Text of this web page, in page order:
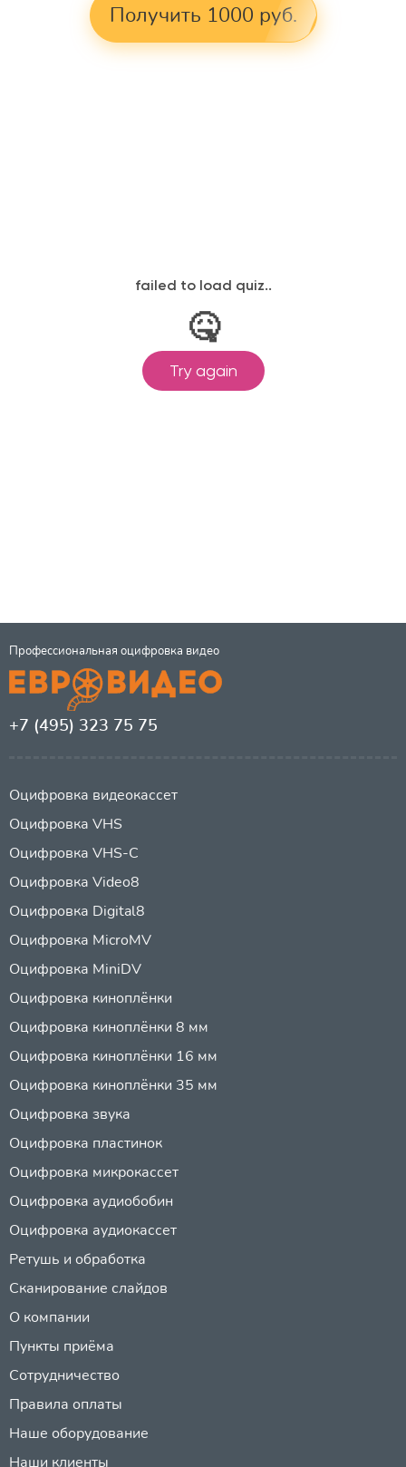
Получить 1000 руб.
Профессиональная оцифровка видео
+7 (495) 323 75 75
Оцифровка видеокассет
Оцифровка VHS
Оцифровка VHS-C
Оцифровка Video8
Оцифровка Digital8
Оцифровка MicroMV
Оцифровка MiniDV
Оцифровка киноплёнки
Оцифровка киноплёнки 8 мм
Оцифровка киноплёнки 16 мм
Оцифровка киноплёнки 35 мм
Оцифровка звука
Оцифровка пластинок
Оцифровка микрокассет
Оцифровка аудиобобин
Оцифровка аудиокассет
Ретушь и обработка
Сканирование слайдов
О компании
Пункты приёма
Сотрудничество
Правила оплаты
Наше оборудование
Наши клиенты